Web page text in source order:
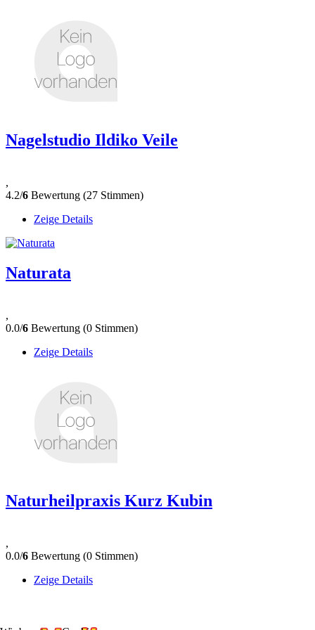
Nagelstudio Ildiko Veile
,
4.2/6 Bewertung (27 Stimmen)
Zeige Details
Naturata
,
0.0/6 Bewertung (0 Stimmen)
Zeige Details
Naturheilpraxis Kurz Kubin
,
0.0/6 Bewertung (0 Stimmen)
Zeige Details